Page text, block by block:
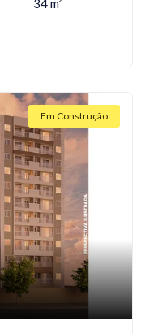
34 m²
Em Construção